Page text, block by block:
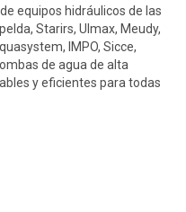
equipos hidráulicos de las
Starirs, Ulmax, Meudy,
IMPO, Sicce,
de agua de alta
y eficientes para todas